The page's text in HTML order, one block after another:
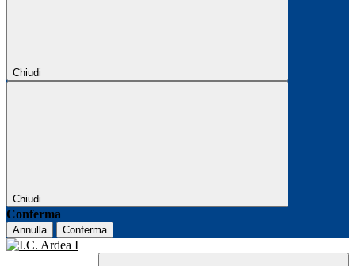
Chiudi
Chiudi
Conferma
Annulla Conferma